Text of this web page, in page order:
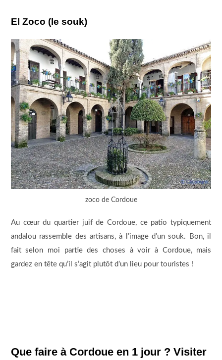
El Zoco (le souk)
zoco de Cordoue
Au cœur du quartier juif de Cordoue, ce patio typiquement
andalou rassemble des artisans, à l’image d’un souk. Bon, il
fait selon moi partie des choses à voir à Cordoue, mais
gardez en tête qu’il s’agit plutôt d’un lieu pour touristes !
Que faire à Cordoue en 1 jour ? Visiter